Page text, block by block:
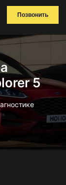
Позвонить
5